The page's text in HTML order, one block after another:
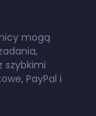
mogą
szybkimi
PayPal i